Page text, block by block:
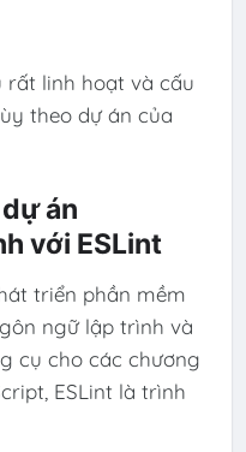
rất linh hoạt và cấu
theo dự án của
án
với ESLint
triển phần mềm
ngữ lập trình và
cụ cho các chương
ESLint là trình